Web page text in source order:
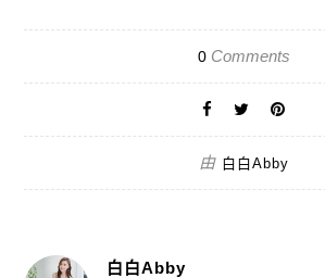
0Comments
由 白白Abby
白白Abby